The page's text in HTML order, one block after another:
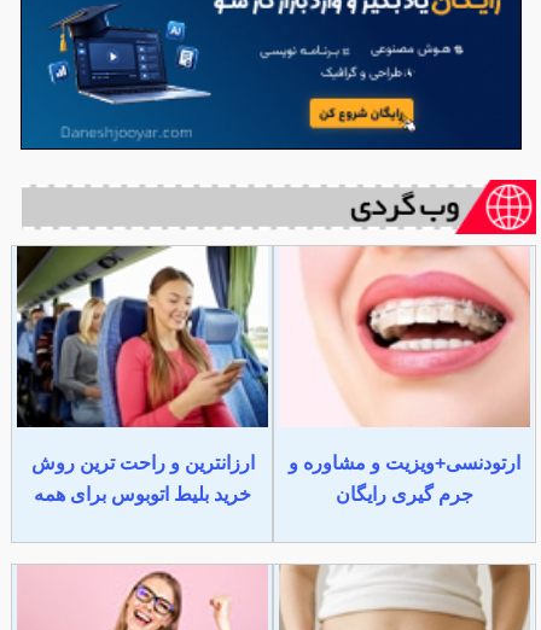
ارتودنسی+ویزیت و مشاوره و
جرم گیری رایگان
ارزانترین و راحت ترین روش
خرید بلیط اتوبوس برای همه